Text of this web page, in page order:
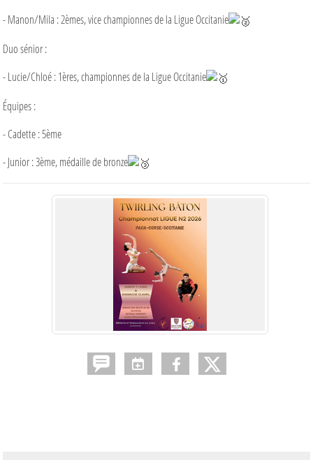
- Manon/Mila : 2èmes, vice championnes de la Ligue Occitanie
Duo sénior :
- Lucie/Chloé : 1ères, championnes de la Ligue Occitanie
Équipes :
- Cadette : 5ème
- Junior : 3ème, médaille de bronze